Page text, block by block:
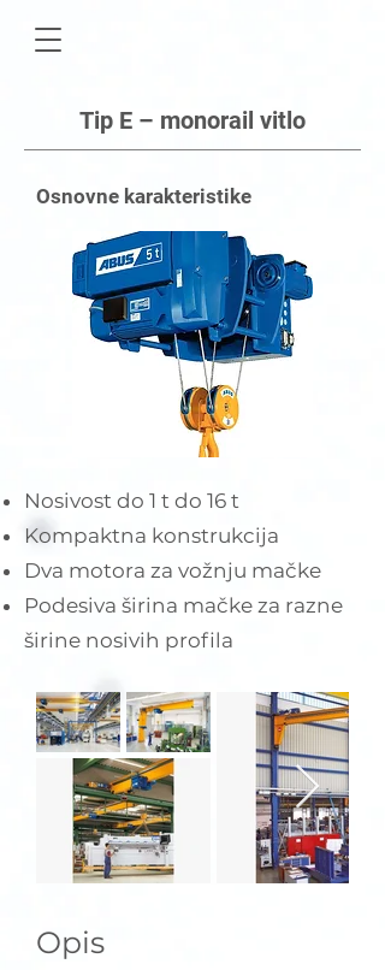
Tip E – monorail vitlo
Osnovne karakteristike
Nosivost do 1 t do 16 t
Kompaktna konstrukcija
Dva motora za vožnju mačke
Podesiva širina mačke za razne
širine nosivih profila
Opis